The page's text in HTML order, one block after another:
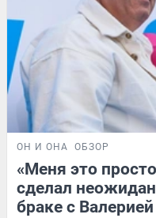
ОН И ОНА ОБЗОР
«Меня это
сделал
браке с Валерией